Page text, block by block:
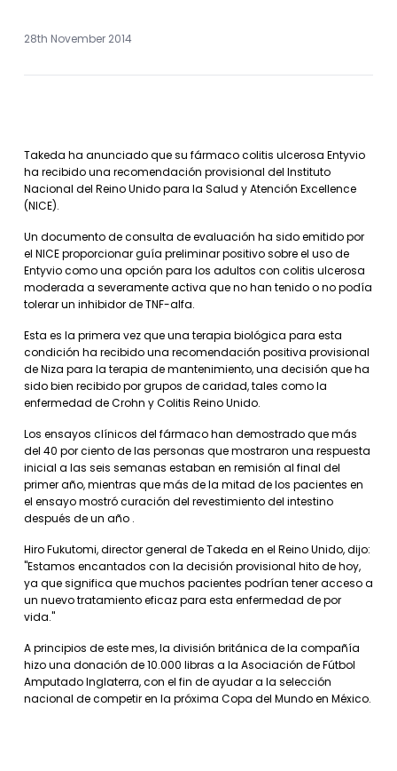
28th November 2014
Takeda ha anunciado que su fármaco colitis ulcerosa Entyvio
ha recibido una recomendación provisional del Instituto
Nacional del Reino Unido para la Salud y Atención Excellence
(NICE).
Un documento de consulta de evaluación ha sido emitido por
el NICE proporcionar guía preliminar positivo sobre el uso de
Entyvio como una opción para los adultos con colitis ulcerosa
moderada a severamente activa que no han tenido o no podía
tolerar un inhibidor de TNF-alfa.
Esta es la primera vez que una terapia biológica para esta
condición ha recibido una recomendación positiva provisional
de Niza para la terapia de mantenimiento, una decisión que ha
sido bien recibido por grupos de caridad, tales como la
enfermedad de Crohn y Colitis Reino Unido.
Los ensayos clínicos del fármaco han demostrado que más
del 40 por ciento de las personas que mostraron una respuesta
inicial a las seis semanas estaban en remisión al final del
primer año, mientras que más de la mitad de los pacientes en
el ensayo mostró curación del revestimiento del intestino
después de un año .
Hiro Fukutomi, director general de Takeda en el Reino Unido, dijo:
"Estamos encantados con la decisión provisional hito de hoy,
ya que significa que muchos pacientes podrían tener acceso a
un nuevo tratamiento eficaz para esta enfermedad de por
vida."
A principios de este mes, la división británica de la compañía
hizo una donación de 10.000 libras a la Asociación de Fútbol
Amputado Inglaterra, con el fin de ayudar a la selección
nacional de competir en la próxima Copa del Mundo en México.